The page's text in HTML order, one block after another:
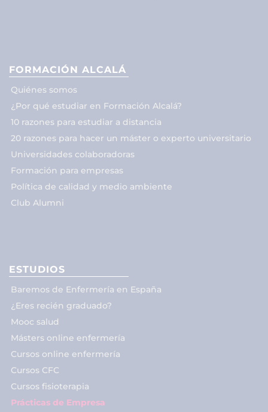
FORMACIÓN ALCALÁ
Quiénes somos
¿Por qué estudiar en Formación Alcalá?
10 razones para estudiar a distancia
20 razones para hacer un máster o experto universitario
Universidades colaboradoras
Formación para empresas
Política de calidad y medio ambiente
Club Alumni
ESTUDIOS
Baremos de Enfermería en España
¿Eres recién graduado?
Mooc salud
Másters online enfermería
Cursos online enfermería
Cursos CFC
Cursos fisioterapia
Prácticas de Empresa